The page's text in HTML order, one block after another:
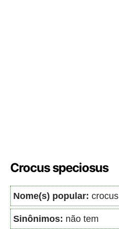
Crocus speciosus
Nome(s) popular: crocus
Sinônimos: não tem